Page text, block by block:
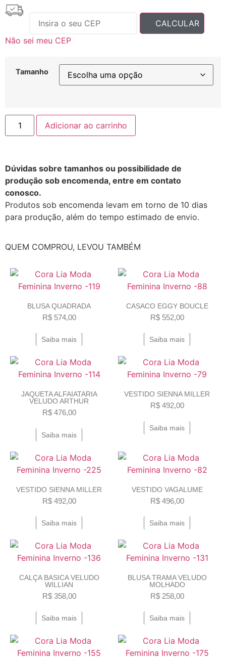
Não sei meu CEP
Tamanho
Adicionar ao carrinho
Dúvidas sobre tamanhos ou possibilidade de
produção sob encomenda, entre em contato
conosco.
Produtos sob encomenda levam em torno de 10 dias
para produção, além do tempo estimado de envio.
QUEM COMPROU, LEVOU TAMBÉM
BLUSA QUADRADA
R$574,00
Saiba mais
CASACO EGGY BOUCLE
R$552,00
Saiba mais
JAQUETA ALFAIATARIA
VELUDO ARTHUR
R$476,00
Saiba mais
VESTIDO SIENNA MILLER
R$492,00
Saiba mais
VESTIDO SIENNA MILLER
R$492,00
Saiba mais
VESTIDO VAGALUME
R$496,00
Saiba mais
CALÇA BASICA VELUDO
WILLIAN
R$358,00
Saiba mais
BLUSA TRAMA VELUDO
MOLHADO
R$258,00
Saiba mais